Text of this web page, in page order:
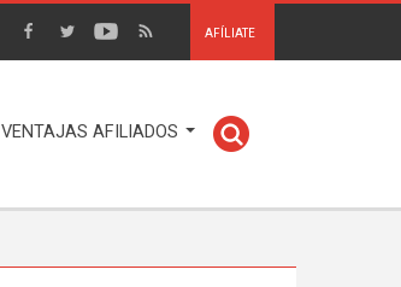
AFÍLIATE
VENTAJAS AFILIADOS